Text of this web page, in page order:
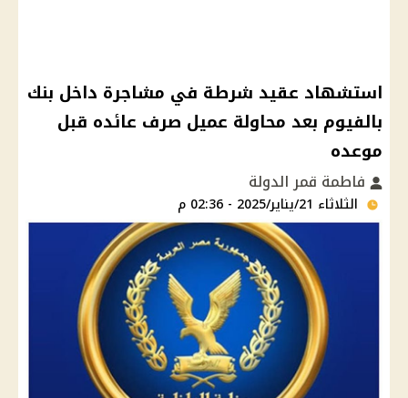
استشهاد عقيد شرطة في مشاجرة داخل بنك
بالفيوم بعد محاولة عميل صرف عائده قبل
موعده
فاطمة قمر الدولة
الثلاثاء 21/يناير/2025 - 02:36 م